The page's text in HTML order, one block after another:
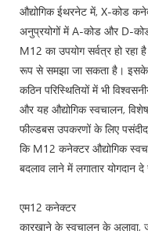
औद्योगिक ईथरनेट में, X-कोड
अनुप्रयोगों में A-कोड और D-
M12 का उपयोग सर्वत्र हो
रूप से समझा जा सकता है।
कठिन परिस्थितियों में भी
और यह औद्योगिक स्वचालन,
फील्डबस उपकरणों के लिए
कि M12 कनेक्टर औद्योगिक
बदलाव लाने में लगातार योगदान
एम12 कनेक्टर
कारखाने के स्वचालन के अलावा,